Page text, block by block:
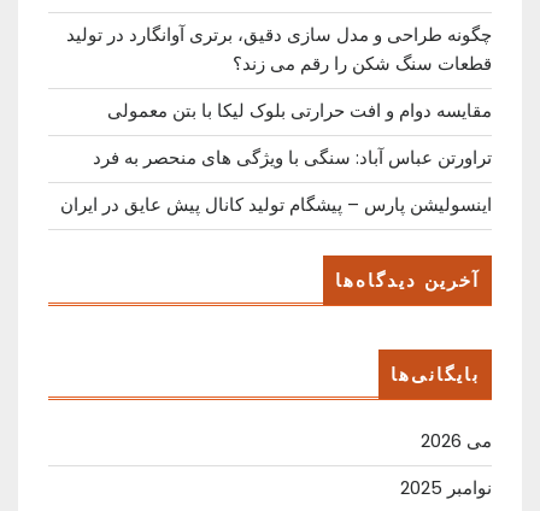
چگونه طراحی و مدل سازی دقیق، برتری آوانگارد در تولید
قطعات سنگ شکن را رقم می زند؟
مقایسه دوام و افت حرارتی بلوک لیکا با بتن معمولی
تراورتن عباس آباد: سنگی با ویژگی های منحصر به فرد
اینسولیشن پارس – پیشگام تولید کانال پیش عایق در ایران
آخرین دیدگاه‌ها
بایگانی‌ها
می 2026
نوامبر 2025